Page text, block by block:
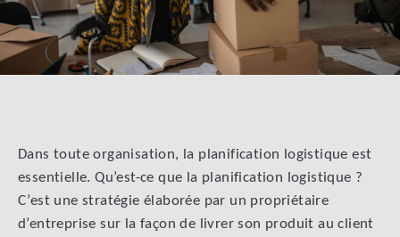
Dans toute organisation, la planification logistique est
essentielle. Qu’est-ce que la planification logistique ?
C’est une stratégie élaborée par un propriétaire
d’entreprise sur la façon de livrer son produit au client